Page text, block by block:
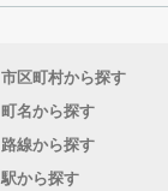
市区町村から探す
町名から探す
路線から探す
駅から探す